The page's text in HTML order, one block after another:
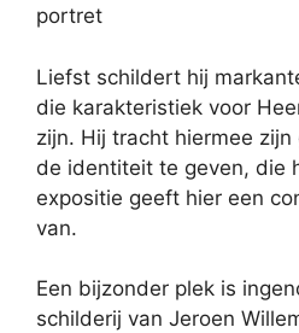
portret
Liefst schildert hij
die karakteristiek voor
zijn. Hij tracht hiermee
de identiteit te geven, die
expositie geeft hier een
van.
Een bijzonder plek is
schilderij van Jeroen